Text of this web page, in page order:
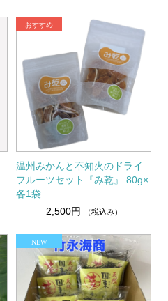
温州みかんと不知火のドライ
フルーツセット『み乾』 80g×
各1袋
2,500円
（税込み）